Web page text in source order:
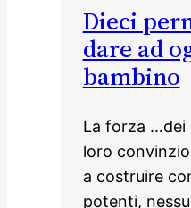
Dieci
dare ad
bambino
La forza …dei
loro
a costruire
potenti,